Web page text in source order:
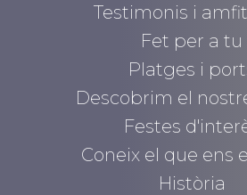
Testimonis i
Fet per a tu
Platges i
Descobrim el
Festes
Coneix el que ens
Història